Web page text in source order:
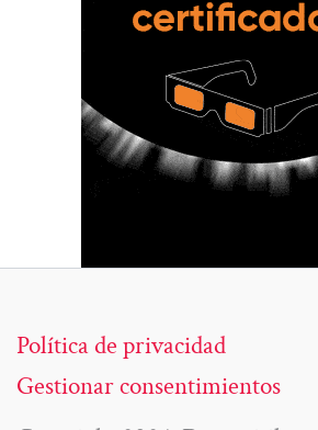
Política de privacidad
Gestionar consentimientos